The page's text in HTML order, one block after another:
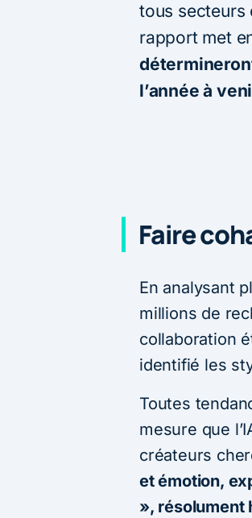
tous secteurs
rapport met
l’année à
Faire
En analysant
millions de
collaboration
identifié les
Toutes
mesure que
créateurs
et émotion,
», résolument